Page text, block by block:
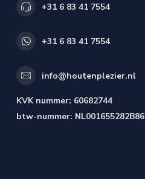
+31 6 83 41 7554
+31 6 83 41 7554
info@houtenplezier.nl
KVK nummer: 60682744
btw-nummer: NL001655282B86